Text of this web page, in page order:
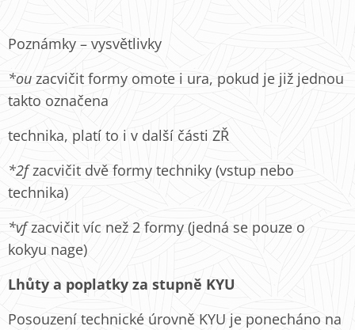
Poznámky – vysvětlivky
*ou zacvičit formy omote i ura, pokud je již jednou
takto označena
technika, platí to i v další části ZŘ
*2fzacvičit dvě formy techniky (vstup nebo
technika)
*vfzacvičit víc než 2 formy (jedná se pouze o
kokyu nage)
Lhůty a poplatky za stupně KYU
Posouzení technické úrovně KYU je ponecháno na